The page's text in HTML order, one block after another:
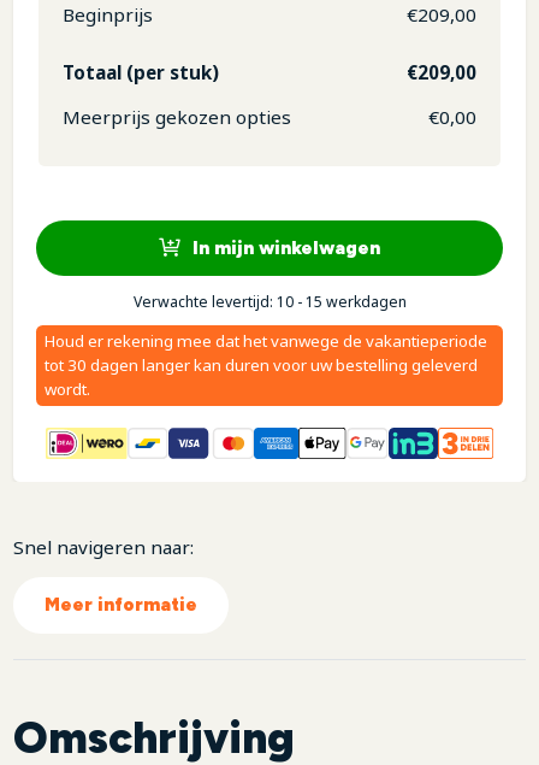
Meerprijs gekozen opties €0,00
Beginprijs €209,00
Totaal (per stuk) €209,00
In mijn winkelwagen
Verwachte levertijd: 10 - 15 werkdagen
Houd er rekening mee dat het vanwege de vakantieperiode
tot 30 dagen langer kan duren voor uw bestelling geleverd
wordt.
Snel navigeren naar:
Meer informatie
Omschrijving